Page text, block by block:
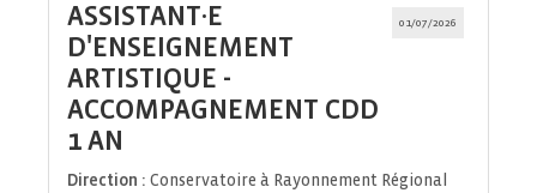
01/07/2026
ASSISTANT·E
D'ENSEIGNEMENT
ARTISTIQUE -
ACCOMPAGNEMENT CDD
1 AN
fenêtre)
Direction : Conservatoire à Rayonnement Régional